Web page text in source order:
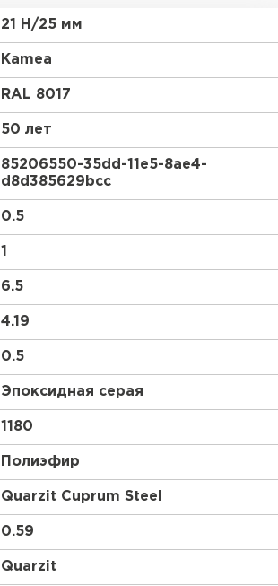
21 Н/25 мм
Kamea
RAL 8017
50 лет
85206550-35dd-11e5-8ae4-
d8d385629bcc
0.5
1
6.5
4.19
0.5
Эпоксидная серая
1180
Полиэфир
Quarzit Cuprum Steel
0.59
Quarzit